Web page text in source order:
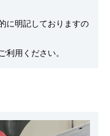
に明記しておりますの
利用ください。